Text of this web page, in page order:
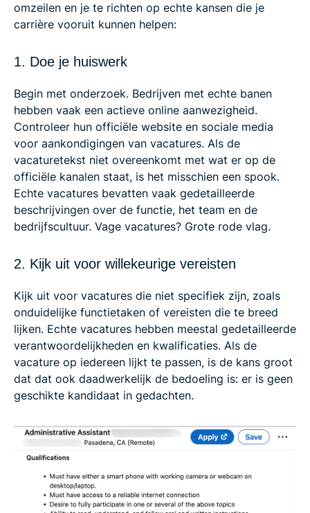
omzeilen en je te richten op echte kansen die je
carrière vooruit kunnen helpen:
1. Doe je huiswerk
Begin met onderzoek. Bedrijven met echte banen
hebben vaak een actieve online aanwezigheid.
Controleer hun officiële website en sociale media
voor aankondigingen van vacatures. Als de
vacaturetekst niet overeenkomt met wat er op de
officiële kanalen staat, is het misschien een spook.
Echte vacatures bevatten vaak gedetailleerde
beschrijvingen over de functie, het team en de
bedrijfscultuur. Vage vacatures? Grote rode vlag.
2. Kijk uit voor willekeurige vereisten
Kijk uit voor vacatures die niet specifiek zijn, zoals
onduidelijke functietaken of vereisten die te breed
lijken. Echte vacatures hebben meestal gedetailleerde
verantwoordelijkheden en kwalificaties. Als de
vacature op iedereen lijkt te passen, is de kans groot
dat dat ook daadwerkelijk de bedoeling is: er is geen
geschikte kandidaat in gedachten.